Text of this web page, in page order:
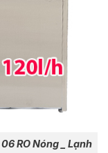
RO Nóng _ Lạnh